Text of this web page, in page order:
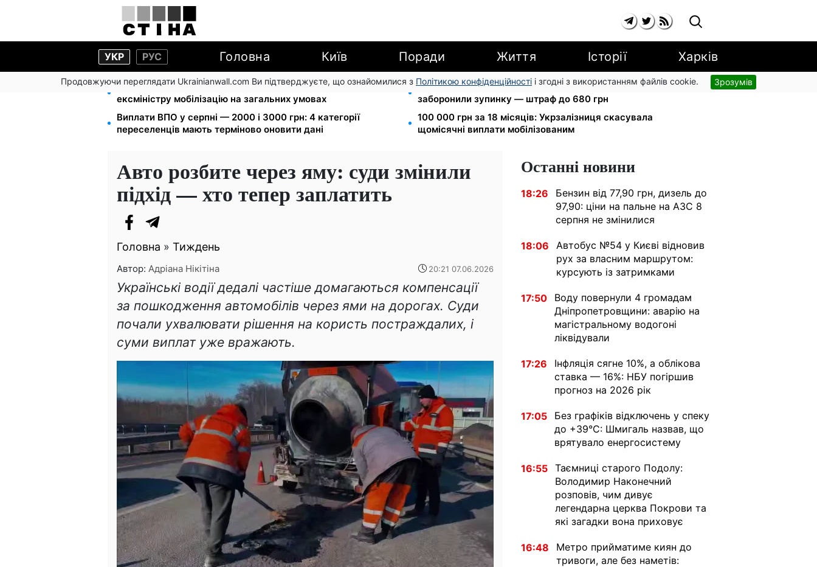
УКР РУС Головна Київ Поради Життя Історії Харків
Продовжуючи переглядати Ukrainianwall.com Ви підтверджуєте, що ознайомилися з Політикою конфіденційності і згодні з використанням файлів cookie. Зрозумів
Федоров звільнений і без бронювання: Камельчук пропонує
ексміністру мобілізацію на загальних умовах
Новий знак на центральній вулиці: водіям вантажівок
заборонили зупинку — штраф до 680 грн
Виплати ВПО у серпні — 2000 і 3000 грн: 4 категорії
переселенців мають терміново оновити дані
100 000 грн за 18 місяців: Укрзалізниця скасувала
щомісячні виплати мобілізованим
Авто розбите через яму: суди змінили
підхід — хто тепер заплатить
Головна » Тиждень
Автор: Адріана Нікітіна 20:21 07.06.2026
Українські водії дедалі частіше домагаються компенсації
за пошкодження автомобілів через ями на дорогах. Суди
почали ухвалювати рішення на користь постраждалих, і
суми виплат уже вражають.
Останні новини
18:26
Бензин від 77,90 грн, дизель до
97,90: ціни на пальне на АЗС 8
серпня не змінилися
18:06
Автобус №54 у Києві відновив
рух за власним маршрутом:
курсують із затримками
17:50
Воду повернули 4 громадам
Дніпропетровщини: аварію на
магістральному водогоні
ліквідували
17:26
Інфляція сягне 10%, а облікова
ставка — 16%: НБУ погіршив
прогноз на 2026 рік
17:05
Без графіків відключень у спеку
до +39°C: Шмигаль назвав, що
врятувало енергосистему
16:55 Таємниці старого Подолу:
Володимир Наконечний
розповів, чим дивує
легендарна церква Покрови та
які загадки вона приховує
16:48
Метро прийматиме киян до
тривоги, але без наметів: